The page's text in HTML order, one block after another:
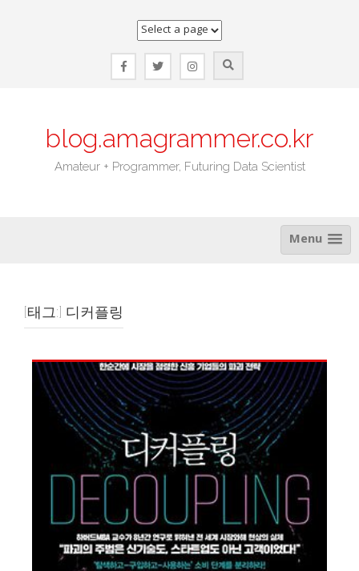
blog.amagrammer.co.kr
Amateur + Programmer, Futuring Data Scientist
Menu
[태그:] 디커플링